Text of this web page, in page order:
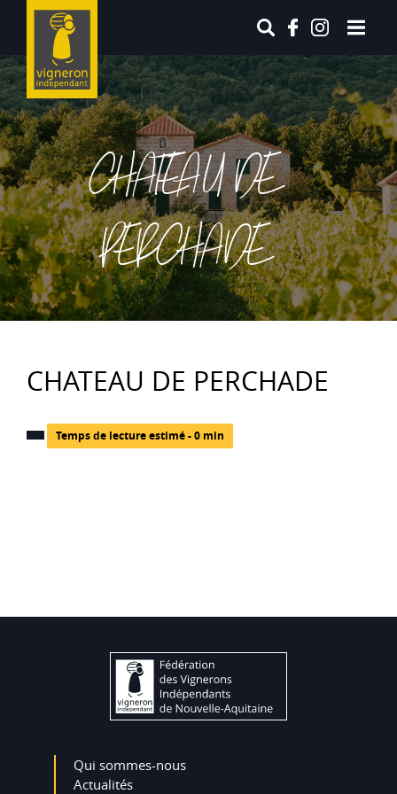
CHATEAU DE
PERCHADE
CHATEAU DE PERCHADE
Temps de lecture estimé - 0 min
Qui sommes-nous
Actualités